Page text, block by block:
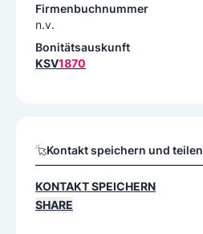
Firmenbuchnummer
n.v.
Bonitätsauskunft
KSV1870
Kontakt speichern und teilen
KONTAKT SPEICHERN
SHARE